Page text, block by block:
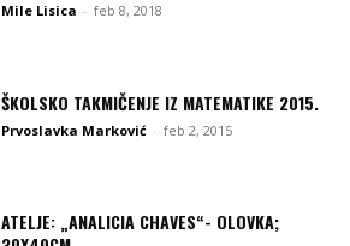
Mile Lisica - feb 8, 2018
ŠKOLSKO TAKMIČENJE IZ MATEMATIKE 2015.
Prvoslavka Marković - feb 2, 2015
ATELJE: „ANALICIA CHAVES“- OLOVKA;